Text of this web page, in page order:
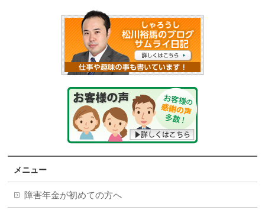
メニュー
障害年金が初めての方へ